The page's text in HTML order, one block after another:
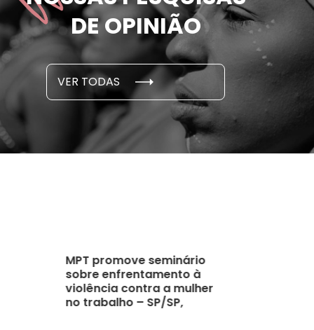
DE OPINIÃO
VER TODAS
por parceiro ou ex;
em cada 6 já sofreu
E PESQUISAS
novembro, 2021
seus
cidade
MPT promove seminário
sobre enfrentamento à
violência contra a mulher
no trabalho – SP/SP,